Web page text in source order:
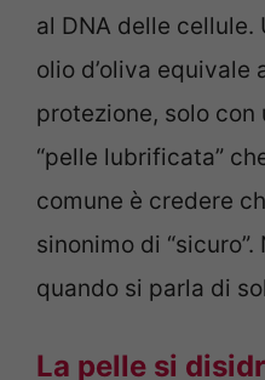
al DNA delle cellule.
olio d’oliva equivale
protezione, solo con
“pelle lubrificata”
comune è credere
sinonimo di
quando si parla di
La pelle si